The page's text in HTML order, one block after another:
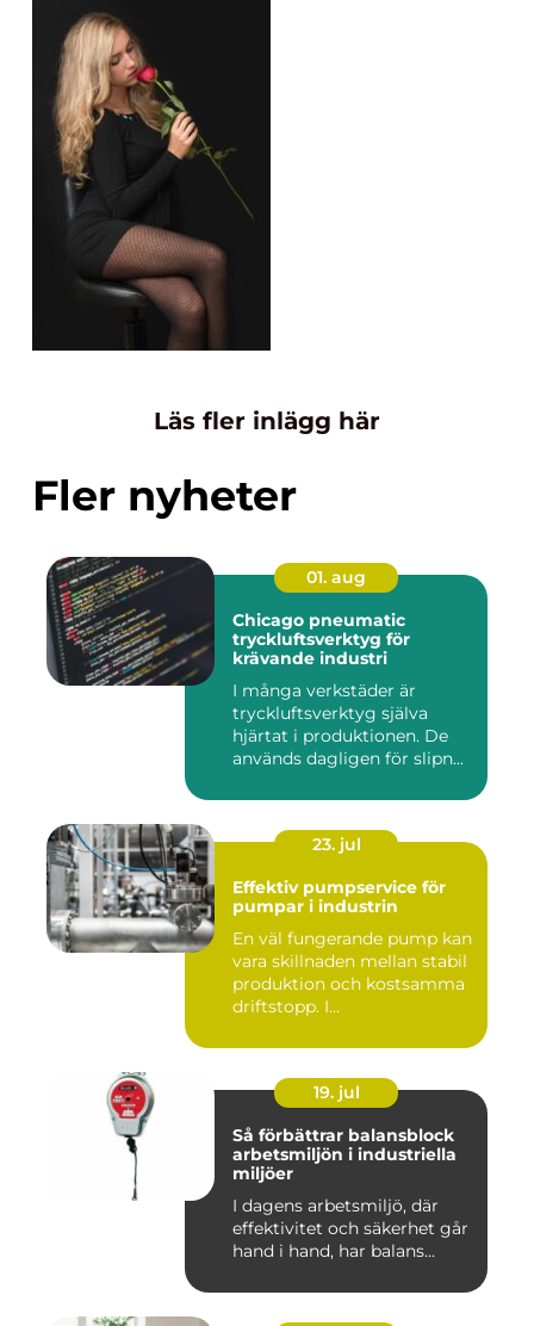
Läs fler inlägg här
Fler nyheter
01. aug
Chicago pneumatic
tryckluftsverktyg för
krävande industri
I många verkstäder är
tryckluftsverktyg själva
hjärtat i produktionen. De
används dagligen för slipn...
23. jul
Effektiv pumpservice för
pumpar i industrin
En väl fungerande pump kan
vara skillnaden mellan stabil
produktion och kostsamma
driftstopp. I...
19. jul
Så förbättrar balansblock
arbetsmiljön i industriella
miljöer
I dagens arbetsmiljö, där
effektivitet och säkerhet går
hand i hand, har balans...